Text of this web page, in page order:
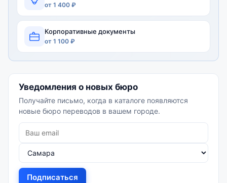
от 1 400 ₽
Корпоративные документы
от 1 100 ₽
Уведомления о новых бюро
Получайте письмо, когда в каталоге появляются
новые бюро переводов в вашем городе.
Подписаться